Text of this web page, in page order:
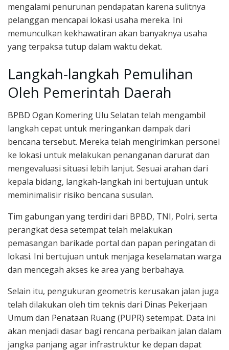
mengalami penurunan pendapatan karena sulitnya
pelanggan mencapai lokasi usaha mereka. Ini
memunculkan kekhawatiran akan banyaknya usaha
yang terpaksa tutup dalam waktu dekat.
Langkah-langkah Pemulihan
Oleh Pemerintah Daerah
BPBD Ogan Komering Ulu Selatan telah mengambil
langkah cepat untuk meringankan dampak dari
bencana tersebut. Mereka telah mengirimkan personel
ke lokasi untuk melakukan penanganan darurat dan
mengevaluasi situasi lebih lanjut. Sesuai arahan dari
kepala bidang, langkah-langkah ini bertujuan untuk
meminimalisir risiko bencana susulan.
Tim gabungan yang terdiri dari BPBD, TNI, Polri, serta
perangkat desa setempat telah melakukan
pemasangan barikade portal dan papan peringatan di
lokasi. Ini bertujuan untuk menjaga keselamatan warga
dan mencegah akses ke area yang berbahaya.
Selain itu, pengukuran geometris kerusakan jalan juga
telah dilakukan oleh tim teknis dari Dinas Pekerjaan
Umum dan Penataan Ruang (PUPR) setempat. Data ini
akan menjadi dasar bagi rencana perbaikan jalan dalam
jangka panjang agar infrastruktur ke depan dapat